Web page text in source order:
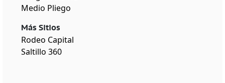
Medio Pliego
Más Sitios
Rodeo Capital
Saltillo 360